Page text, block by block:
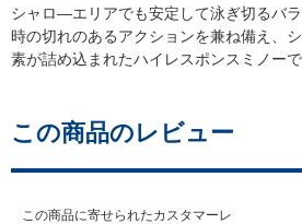
シャロ―エリアでも安定して泳ぎ切るバ
時の切れのあるアクションを兼ね備え、
素が詰め込まれたハイレスポンスミノーで
この商品のレビュー
この商品に寄せられたカスタマーレ